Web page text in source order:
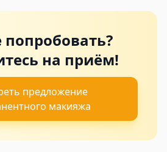
попробовать?
на приём!
предложение
макияжа